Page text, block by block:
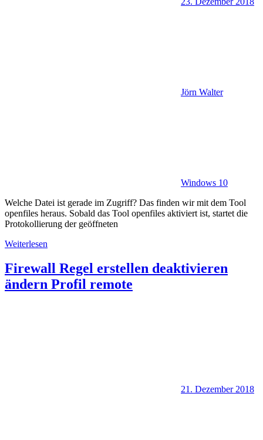
Jörn Walter
Windows 10
Welche Datei ist gerade im Zugriff? Das finden wir mit dem Tool
openfiles heraus. Sobald das Tool openfiles aktiviert ist, startet die
Protokollierung der geöffneten
Weiterlesen
Firewall Regel erstellen deaktivieren
ändern Profil remote
21. Dezember 2018